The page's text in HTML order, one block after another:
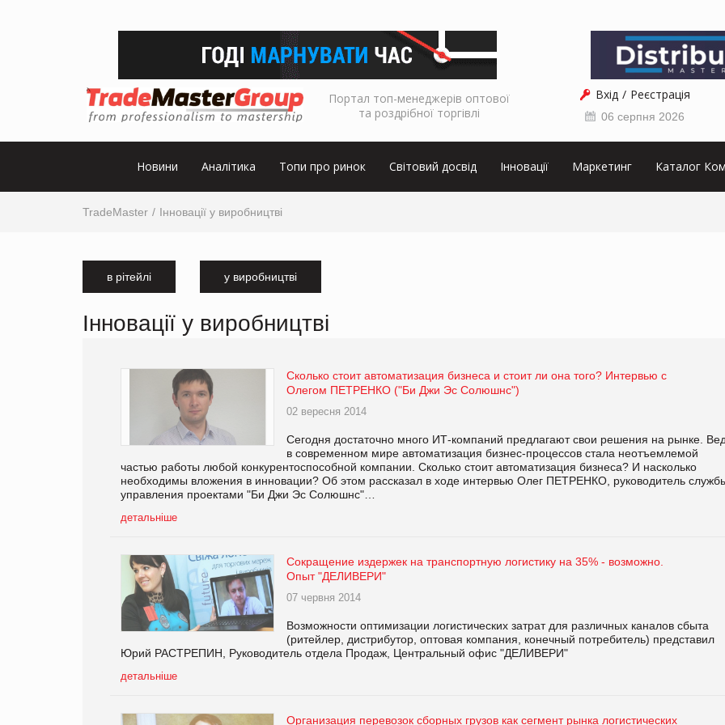
Портал топ-менеджерів оптової
та роздрібної торгівлі
Вхід Реєстрація
06 серпня 2026
Новини Аналітика Топи про ринок Світовий досвід Інновації Маркетинг Каталог
TradeMaster Інновації у виробництві
в рітейлі у виробництві
Інновації у виробництві
Сколько стоит автоматизация бизнеса и стоит ли она того? Интервью с
Олегом ПЕТРЕНКО ("Би Джи Эс Солюшнс")
02 вересня 2014
Сегодня достаточно много ИТ-компаний предлагают свои решения на рынке.
в современном мире автоматизация бизнес-процессов стала неотъемлемой
частью работы любой конкурентоспособной компании. Сколько стоит автоматизация бизнеса? И насколько
необходимы вложения в инновации? Об этом рассказал в ходе интервью Олег ПЕТРЕНКО, руководитель
управления проектами "Би Джи Эс Солюшнс"…
детальніше
Сокращение издержек на транспортную логистику на 35% - возможно.
Опыт "ДЕЛИВЕРИ"
07 червня 2014
Возможности оптимизации логистических затрат для различных каналов сбыта
(ритейлер, дистрибутор, оптовая компания, конечный потребитель) представил
Юрий РАСТРЕПИН, Руководитель отдела Продаж, Центральный офис "ДЕЛИВЕРИ"
детальніше
Организация перевозок сборных грузов как сегмент рынка логистических